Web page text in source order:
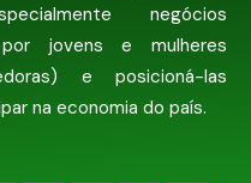
negócios
jovens e mulheres
e posicioná-las
na economia do país.